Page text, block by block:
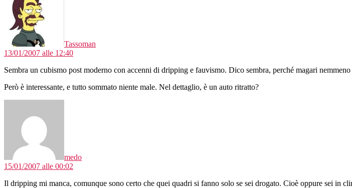
Tassoman
13/01/2007 alle 12:40
Sembra un cubismo post moderno con accenni di dripping e fauvismo. Dico sembra, perché magari nemmeno
Però è interessante, e tutto sommato niente male. Nel dettaglio, è un auto ritratto?
medo
15/01/2007 alle 00:02
Il dripping mi manca, comunque sono certo che quei quadri si fanno solo se sei drogato. Cioè oppure sei in